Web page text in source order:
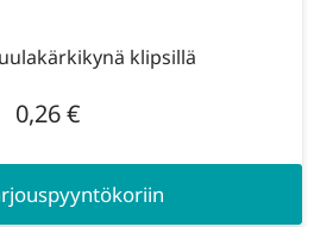
klipsillä
0,26€